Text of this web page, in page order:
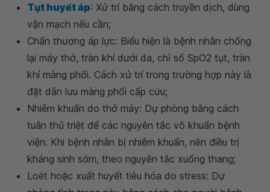
Tụt huyết áp: Xử trí bằng cách truyền dịch, dùng
vận mạch nếu cần;
Chấn thương áp lực: Biểu hiện là bệnh nhân chống
lại máy thở, tràn khí dưới da, chỉ số SpO2 tụt, tràn
khí màng phổi. Cách xử trí trong trường hợp này là
đặt dẫn lưu màng phổi cấp cứu;
Nhiễm khuẩn do thở máy: Dự phòng bằng cách
tuân thủ triệt để các nguyên tắc vô khuẩn bệnh
viện. Khi bệnh nhân bị nhiễm khuẩn, nên điều trị
kháng sinh sớm, theo nguyên tắc xuống thang;
Loét hoặc xuất huyết tiêu hóa do stress: Dự